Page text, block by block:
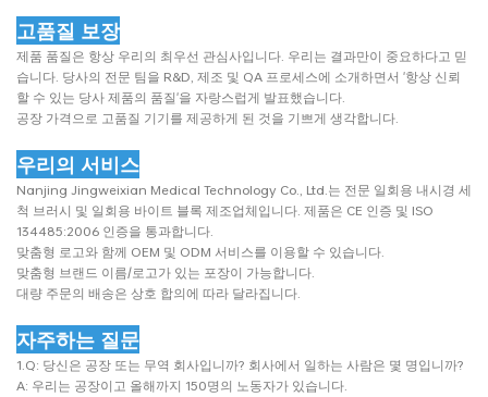
고품질 보장
제품 품질은 항상 우리의 최우선 관심사입니다. 우리는 결과만이 중요하다고 믿
습니다. 당사의 전문 팀을 R&D, 제조 및 QA 프로세스에 소개하면서 '항상 신뢰
할 수 있는 당사 제품의 품질'을 자랑스럽게 발표했습니다.
공장 가격으로 고품질 기기를 제공하게 된 것을 기쁘게 생각합니다.
우리의 서비스
Nanjing Jingweixian Medical Technology Co., Ltd.는 전문 일회용 내시경 세
척 브러시 및 일회용 바이트 블록 제조업체입니다. 제품은 CE 인증 및 ISO
134485:2006 인증을 통과합니다.
맞춤형 로고와 함께 OEM 및 ODM 서비스를 이용할 수 있습니다.
맞춤형 브랜드 이름/로고가 있는 포장이 가능합니다.
대량 주문의 배송은 상호 합의에 따라 달라집니다.
자주하는 질문
1.Q: 당신은 공장 또는 무역 회사입니까? 회사에서 일하는 사람은 몇 명입니까?
A: 우리는 공장이고 올해까지 150명의 노동자가 있습니다.